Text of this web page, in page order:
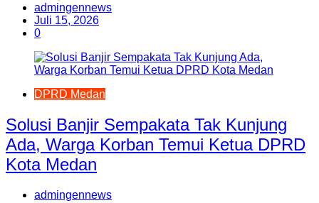
admingennews
Juli 15, 2026
0
DPRD Medan
Solusi Banjir Sempakata Tak Kunjung
Ada, Warga Korban Temui Ketua DPRD
Kota Medan
admingennews